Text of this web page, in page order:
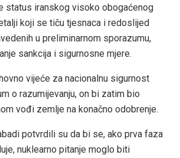
status iranskog visoko obogaćenog
koji se tiču ​​tjesnaca i redoslijed
u preliminarnom sporazumu,
sankcija i sigurnosne mjere.
vijeće za nacionalnu sigurnost
o razumijevanju, on bi zatim bio
vođi zemlje na konačno odobrenje.
potvrdili su da bi se, ako prva faza
nuklearno pitanje moglo biti